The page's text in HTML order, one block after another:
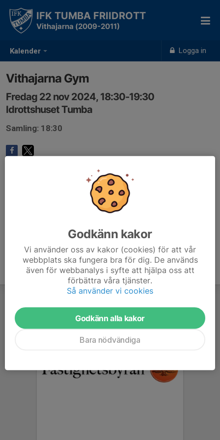
Kalender Logga in
IFK TUMBA FRIIDROTT
Vithajarna (2009-2011)
Vithajarna Gym
Fredag 22 nov 2024, 18:30-19:30
Idrottshuset Tumba
Samling: 18:30
Godkänn kakor
Vi använder oss av kakor (cookies) för att vår
webbplats ska fungera bra för dig. De används
även för webbanalys i syfte att hjälpa oss att
förbättra våra tjänster.
Så använder vi cookies
Godkänn alla kakor
Bara nödvändiga